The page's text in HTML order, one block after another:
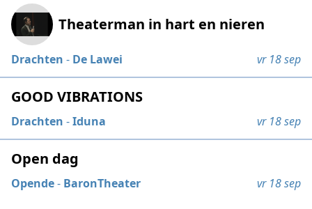
Theaterman in hart en nieren
Drachten - De Lawei vr 18 sep
GOOD VIBRATIONS
Drachten -Iduna vr 18 sep
Open dag
Opende- BaronTheater vr 18 sep